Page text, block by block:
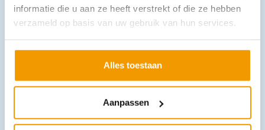
informatie die u aan ze heeft verstrekt of die ze hebben
verzameld op basis van uw gebruik van hun services.
Alles toestaan
Aanpassen
18.71 excl. btw
Leverbaar